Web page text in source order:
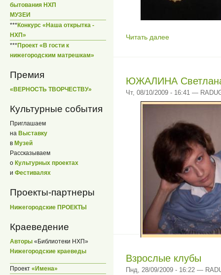
бытования НХП
МУЗЕИ
***Конкурс «Наша открытка -
НХП»
***Проект «В гости к
нижегородским матрешкам»
Премия
«ВЕРНОСТЬ ТВОРЧЕСТВУ»
Культурные события
Приглашаем
на Выставку
в Музей
Рассказываем
о Культурных проектах
и Фестивалях
Проекты-партнеры
Нижегородские ПРОЕКТЫ
Краеведение
Авторы «Библиотеки НХП»
Нижегородские краеведы
Проект «Имена»
Читать далее
ЮЖАЛИНА
Чт, 08/10/2009 - 16:41 —
Взрослые клубы
Пнд, 28/09/2009 - 16:22 —